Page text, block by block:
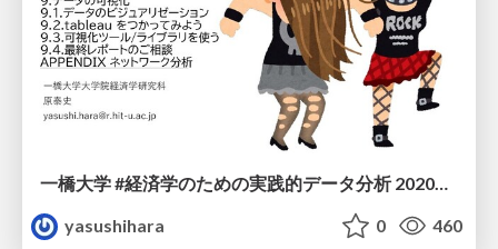
yasushihara
0 460